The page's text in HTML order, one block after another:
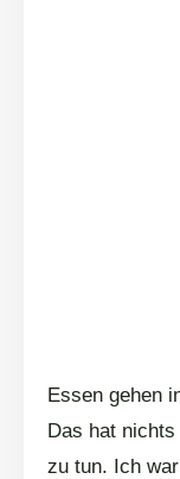
Essen gehen
Das hat
zu tun. Ich